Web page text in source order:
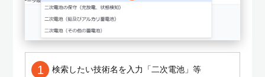
1 検索したい技術名を入力「二次電池」等